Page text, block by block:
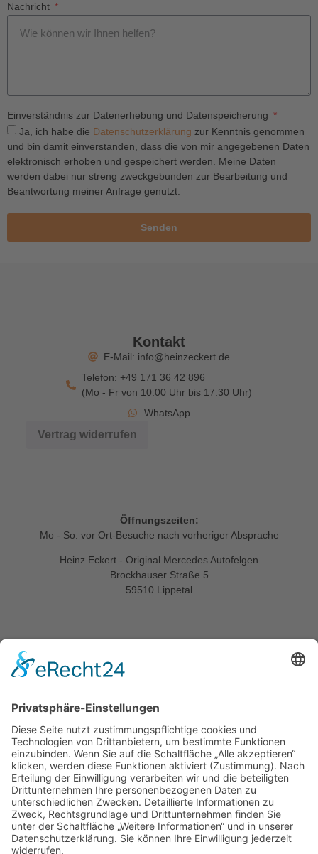
Nachricht
Einverständnis zur Datenerhebung und Datenspeicherung
Ja, ich habe die Datenschutzerklärung zur Kenntnis genommen
und bin damit einverstanden, dass die von mir angegebenen Daten
elektronisch erhoben und gespeichert werden. Meine Daten
werden dabei nur streng zweckgebunden zur Bearbeitung und
Beantwortung meiner Anfrage genutzt.
Senden
Öffnungszeiten:
Mo - So: vor Ort-Besuche nach vorheriger Absprache
Heinz Eckert - Original Mercedes Autofelgen
Brockhauser Straße 5
59510 Lippetal
Kontakt
E-Mail: info@heinzeckert.de
Telefon: +49 171 36 42 896
(Mo - Fr von 10:00 Uhr bis 17:30 Uhr)
WhatsApp
Vertrag widerrufen
Startseite
Impressum
Datenschutzerklärung
Allgemeine Geschäftsbedingungen
Widerrufsbelehrung
Versandarten
Zahlungsarten